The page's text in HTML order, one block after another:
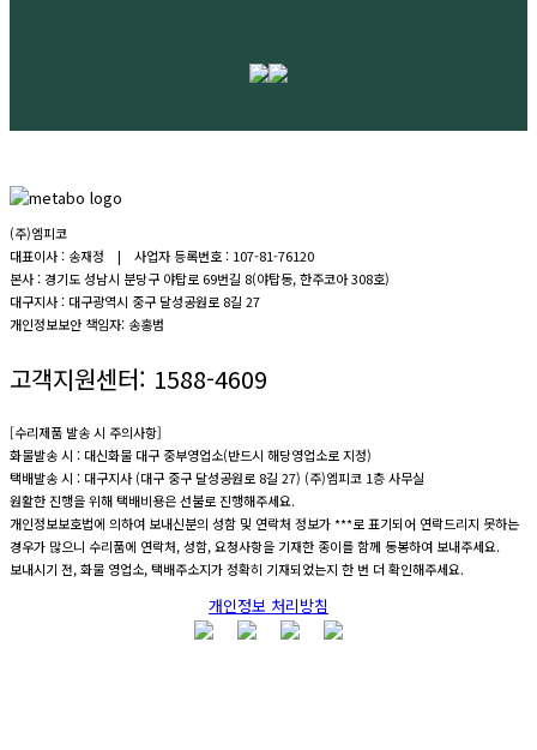
(주)엠피코
대표이사 : 송재정 | 사업자 등록번호 : 107-81-76120
본사 : 경기도 성남시 분당구 야탑로 69번길 8(야탑동, 한주코아 308호)
대구지사 : 대구광역시 중구 달성공원로 8길 27
개인정보보안 책임자: 송홍범
고객지원센터: 1588-4609
[수리제품 발송 시 주의사항]
화물발송 시 : 대신화물 대구 중부영업소(반드시 해당영업소로 지정)
택배발송 시 : 대구지사 (대구 중구 달성공원로 8길 27) (주)엠피코 1층 사무실
원활한 진행을 위해 택배비용은 선불로 진행해주세요.
개인정보보호법에 의하여 보내신분의 성함 및 연락처 정보가 ***로 표기되어 연락드리지 못하는
경우가 많으니 수리품에 연락처, 성함, 요청사항을 기재한 종이를 함께 동봉하여 보내주세요.
보내시기 전, 화물 영업소, 택배주소지가 정확히 기재되었는지 한 번 더 확인해주세요.
개인정보 처리방침